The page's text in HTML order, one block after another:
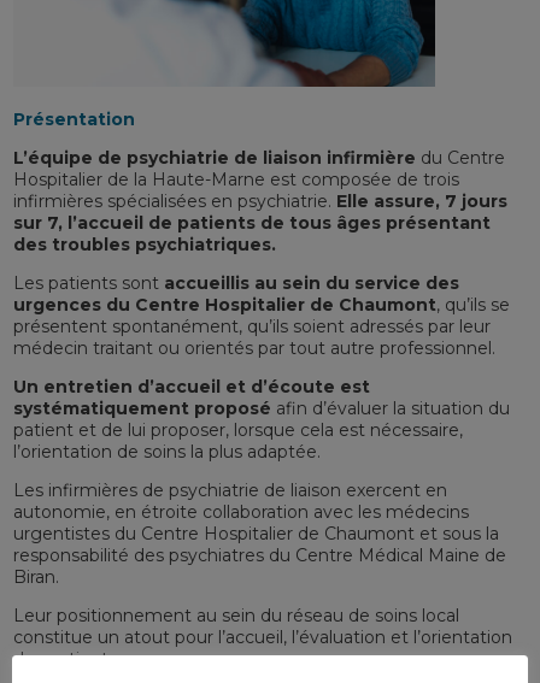
Présentation
L’équipe de psychiatrie de liaison infirmière du Centre
Hospitalier de la Haute-Marne est composée de trois
infirmières spécialisées en psychiatrie. Elle assure, 7 jours
sur 7, l’accueil de patients de tous âges présentant
des troubles psychiatriques.
Les patients sont accueillis au sein du service des
urgences du Centre Hospitalier de Chaumont, qu’ils se
présentent spontanément, qu’ils soient adressés par leur
médecin traitant ou orientés par tout autre professionnel.
Un entretien d’accueil et d’écoute est
systématiquement proposé afin d’évaluer la situation du
patient et de lui proposer, lorsque cela est nécessaire,
l’orientation de soins la plus adaptée.
Les infirmières de psychiatrie de liaison exercent en
autonomie, en étroite collaboration avec les médecins
urgentistes du Centre Hospitalier de Chaumont et sous la
responsabilité des psychiatres du Centre Médical Maine de
Biran.
Leur positionnement au sein du réseau de soins local
constitue un atout pour l’accueil, l’évaluation et l’orientation
des patients.